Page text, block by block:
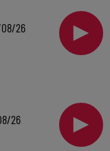
08/26
26